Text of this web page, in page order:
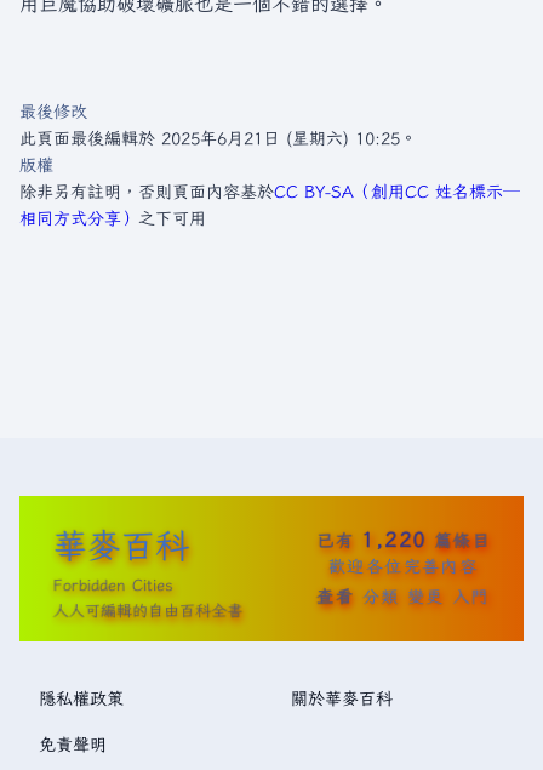
最後修改
此頁面最後編輯於 2025年6月21日 (星期六) 10:25。
版權
除非另有註明，否則頁面內容基於CC BY-SA（創用CC 姓名標示─
相同方式分享） 之下可用
華麥百科
Forbidden Cities
人人可編輯的自由百科全書
已有 1,220 篇條目
歡迎各位完善內容
查看 分類 變更 入門
隱私權政策 關於華麥百科
免責聲明